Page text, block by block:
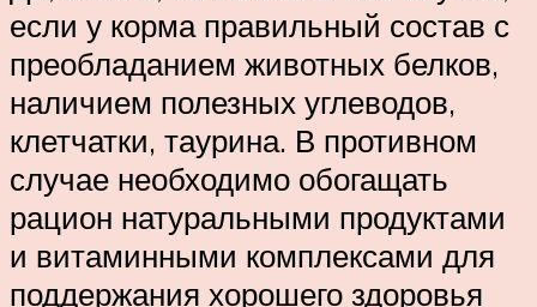
если у корма правильный состав с
преобладанием животных белков,
наличием полезных углеводов,
клетчатки, таурина. В противном
случае необходимо обогащать
рацион натуральными продуктами
и витаминными комплексами для
поддержания хорошего здоровья